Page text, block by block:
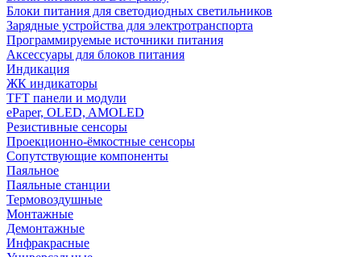
Блоки питания для светодиодных светильников
Зарядные устройства для электротранспорта
Программируемые источники питания
Аксессуары для блоков питания
Индикация
ЖК индикаторы
TFT панели и модули
ePaper, OLED, AMOLED
Резистивные сенсоры
Проекционно-ёмкостные сенсоры
Сопутствующие компоненты
Паяльное
Паяльные станции
Термовоздушные
Монтажные
Демонтажные
Инфракрасные